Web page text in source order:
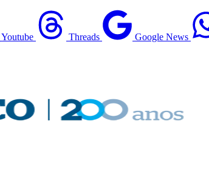
Youtube Threads Google News